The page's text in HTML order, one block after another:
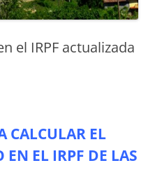
el IRPF actualizada
CALCULAR EL
EN EL IRPF DE LAS